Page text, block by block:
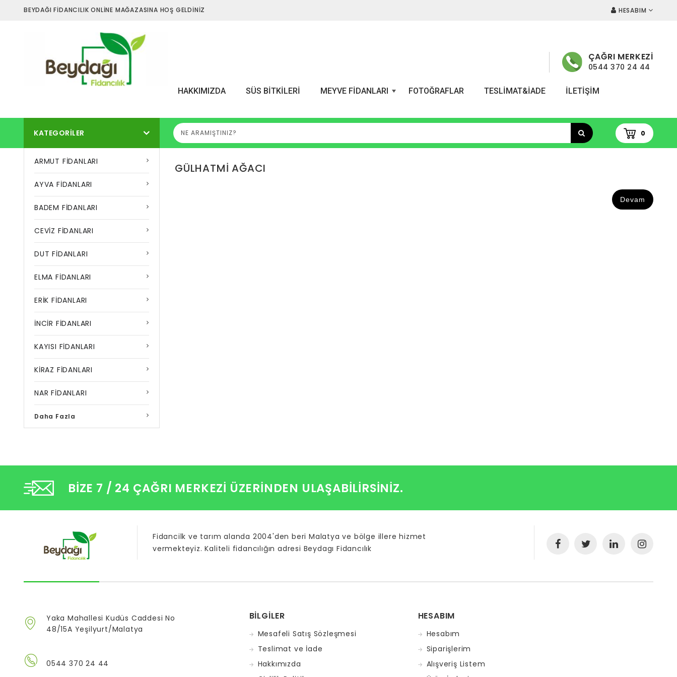
BEYDAĞI FİDANCILIK ONLİNE MAĞAZASINA HOŞ GELDİNİZ HESABIM
ÇAĞRI MERKEZİ
0544 370 24 44
HAKKIMIZDA SÜS BITKILERI MEYVE FIDANLARI FOTOĞRAFLAR TESLİMAT&İADE İLETIŞIM
KATEGORILER 0
ARMUT FİDANLARI
AYVA FİDANLARI
BADEM FİDANLARI
CEVİZ FİDANLARI
DUT FİDANLARI
ELMA FİDANLARI
ERİK FİDANLARI
İNCİR FİDANLARI
KAYISI FİDANLARI
KİRAZ FİDANLARI
NAR FİDANLARI
Daha Fazla
GÜLHATMİ AĞACI
Devam
BIZE 7 / 24 ÇAĞRI MERKEZI ÜZERINDEN ULAŞABILIRSINIZ.
Fidancilk ve tarım alanda 2004'den beri Malatya ve bölge illere hizmet
vermekteyiz. Kaliteli fidancılığın adresi Beydagı Fidancılık
Yaka Mahallesi Kudüs Caddesi No
48/15A Yeşilyurt/Malatya
0544 370 24 44
BILGILER
Mesafeli Satış Sözleşmesi
Teslimat ve İade
Hakkımızda
HESABIM
Hesabım
Siparişlerim
Alışveriş Listem